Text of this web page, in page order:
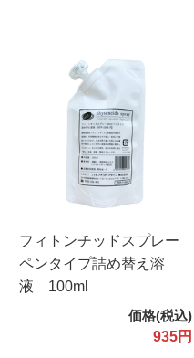
フィトンチッドスプレー
ペンタイプ詰め替え溶
液 100ml
価格(税込)
935円